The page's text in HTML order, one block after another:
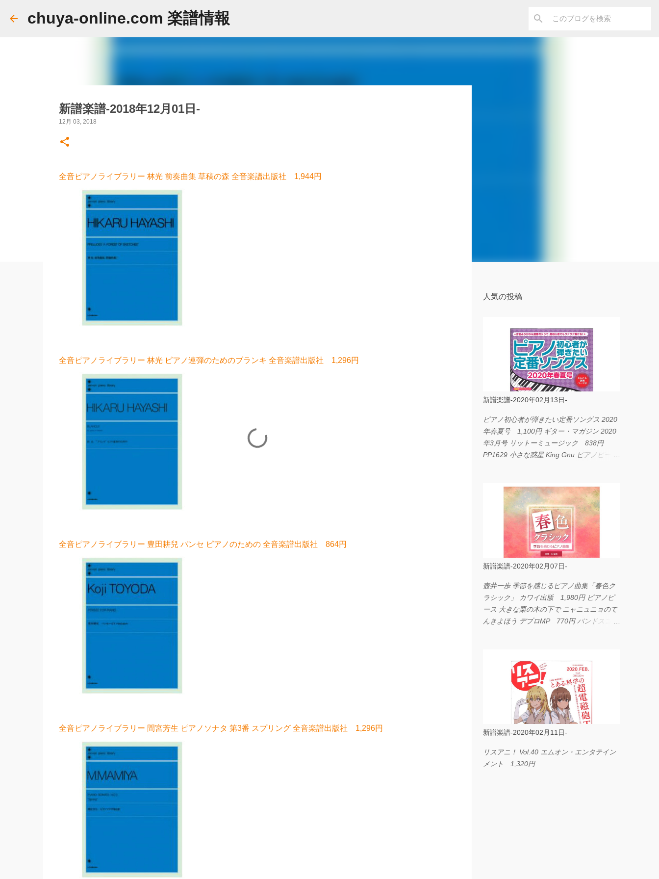
chuya-online.com 楽譜情報
新譜楽譜-2018年12月01日-
12月 03, 2018
全音ピアノライブラリー 林光 前奏曲集 草稿の森 全音楽譜出版社 1,944円
全音ピアノライブラリー 林光 ピアノ連弾のためのブランキ 全音楽譜出版社 1,296円
全音ピアノライブラリー 豊田耕兒 パンセ ピアノのための 全音楽譜出版社 864円
全音ピアノライブラリー 間宮芳生 ピアノソナタ 第3番 スプリング 全音楽譜出版社 1,296円
人気の投稿
新譜楽譜-2020年02月13日-
ピアノ初心者が弾きたい定番ソングス 2020
年春夏号 1,100円 ギター・マガジン 2020
年3月号 リットーミュージック 838円
PP1629 小さな惑星 King Gnu ピアノピース
LOVE... Official髭男dism バンドピース フェ
アリー 825円
新譜楽譜-2020年02月07日-
壺井一歩 季節を感じるピアノ曲集「春色ク
ラシック」 カワイ出版 1,980円 ピアノピ
ース 大きな栗の木の下で ニャニュニョのて
んきよほう デプロMP 770円 バンドスコア
ス I LOVE．．． Official髭男dism やさしく
弾ける ピアノピース フェアリー 660円
BP2225 Kingdom of the Heavens 春畑道哉
バンドピース フェアリー 825円
新譜楽譜-2020年02月11日-
リスアニ！ Vol.40 エムオン・エンタテイン
メント 1,320円